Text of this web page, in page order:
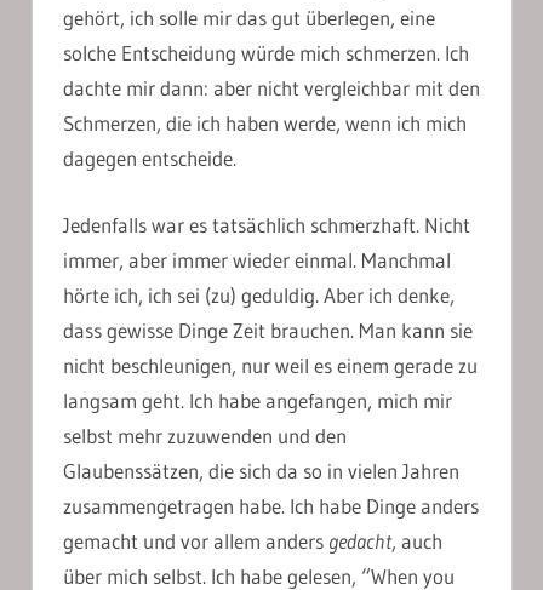
gehört, ich solle mir das gut überlegen, eine
solche Entscheidung würde mich schmerzen. Ich
dachte mir dann: aber nicht vergleichbar mit den
Schmerzen, die ich haben werde, wenn ich mich
dagegen entscheide.
Jedenfalls war es tatsächlich schmerzhaft. Nicht
immer, aber immer wieder einmal. Manchmal
hörte ich, ich sei (zu) geduldig. Aber ich denke,
dass gewisse Dinge Zeit brauchen. Man kann sie
nicht beschleunigen, nur weil es einem gerade zu
langsam geht. Ich habe angefangen, mich mir
selbst mehr zuzuwenden und den
Glaubenssätzen, die sich da so in vielen Jahren
zusammengetragen habe. Ich habe Dinge anders
gemacht und vor allem anders gedacht, auch
über mich selbst. Ich habe gelesen, “When you